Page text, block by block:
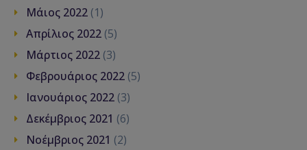
Μάιος 2022 (1)
Απρίλιος 2022 (5)
Μάρτιος 2022 (3)
Φεβρουάριος 2022 (5)
Ιανουάριος 2022 (3)
Δεκέμβριος 2021 (6)
Νοέμβριος 2021 (2)